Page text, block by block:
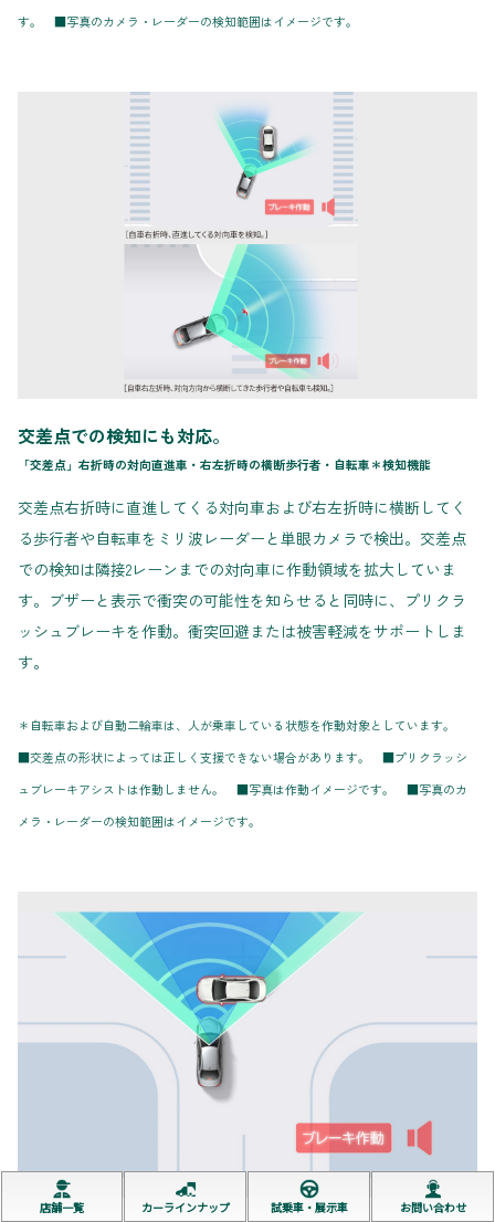
す。 ■写真のカメラ・レーダーの検知範囲はイメージです。
交差点での検知にも対応。
「交差点」右折時の対向直進車・右左折時の横断歩行者・自転車＊検知機能
交差点右折時に直進してくる対向車および右左折時に横断してく
る歩行者や自転車をミリ波レーダーと単眼カメラで検出。交差点
での検知は隣接2レーンまでの対向車に作動領域を拡大していま
す。ブザーと表示で衝突の可能性を知らせると同時に、プリクラ
ッシュブレーキを作動。衝突回避または被害軽減をサポートしま
す。
＊自転車および自動二輪車は、人が乗車している状態を作動対象としています。
■交差点の形状によっては正しく支援できない場合があります。 ■プリクラッシ
ュブレーキアシストは作動しません。 ■写真は作動イメージです。 ■写真のカ
メラ・レーダーの検知範囲はイメージです。
店舗一覧 カーラインナップ 試乗車・展示車 お問い合わせ